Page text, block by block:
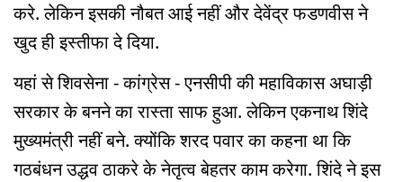
करे. लेकिन इसकी नौबत आई नहीं और देवेंद्र फडणवीस ने
खुद ही इस्तीफा दे दिया.
यहां से शिवसेना - कांग्रेस - एनसीपी की महाविकास अघाड़ी
सरकार के बनने का रास्ता साफ हुआ. लेकिन एकनाथ शिंदे
मुख्यमंत्री नहीं बने. क्योंकि शरद पवार का कहना था कि
गठबंधन उद्धव ठाकरे के नेतृत्व बेहतर काम करेगा. शिंदे ने इस